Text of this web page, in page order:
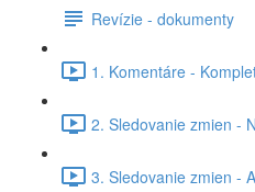
Revízie - dokumenty
1. Komentáre -
2. Sledovanie zmien -
3. Sledovanie zmien -